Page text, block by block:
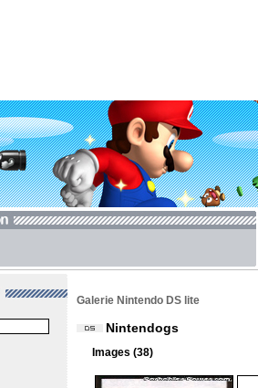
Galerie Nintendo DS lite
Nintendogs
Images (38)